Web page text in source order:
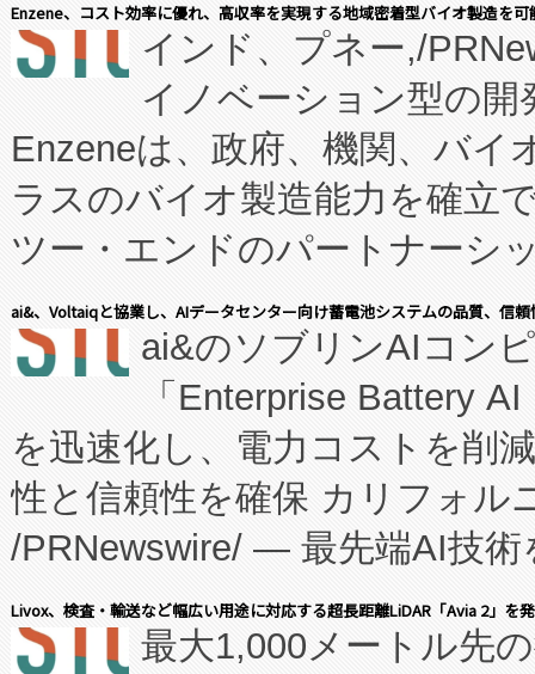
Enzene、コスト効率に優れ、高収率を実現する地域密着型バイオ製造を
インド、プネー,/
イノベーション型の
Enzeneは、政府、機関、バイ
ラスのバイオ製造能力を確立
ツー・エンドのパートナーシ
表しました。 同社の実績ある
manufacturing™ (FCCM™) プ
たNeXは、バイオ医薬品製造
従来のフェッドバッチ施設の
に、患者やサプライチェーン
キー方式で拡張性が高く、持
す。FCCM‑を活用した現地生
患者にとっての費用負担を大
ai&、Voltaiqと協業し、AIデータセンター向け蓄電池システムの品質、信
ai&のソブリンAIコン
「Enterprise Battery
を迅速化し、電力コストを削
性と信頼性を確保 カリフォル
/PRNewswire/ — 最先端AI技術
会社エーアイ・アンド：本社
President原信平）と、エンタ
Livox、検査・輸送など幅広い用途に対応する超長距離LiDAR「Avia 2」を
最大1,000メートル先